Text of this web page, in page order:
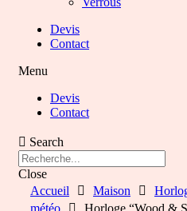
Devis
Contact
Menu
Devis
Contact
Search
Close
Accueil
Maison
météo
Horloge “Wood &